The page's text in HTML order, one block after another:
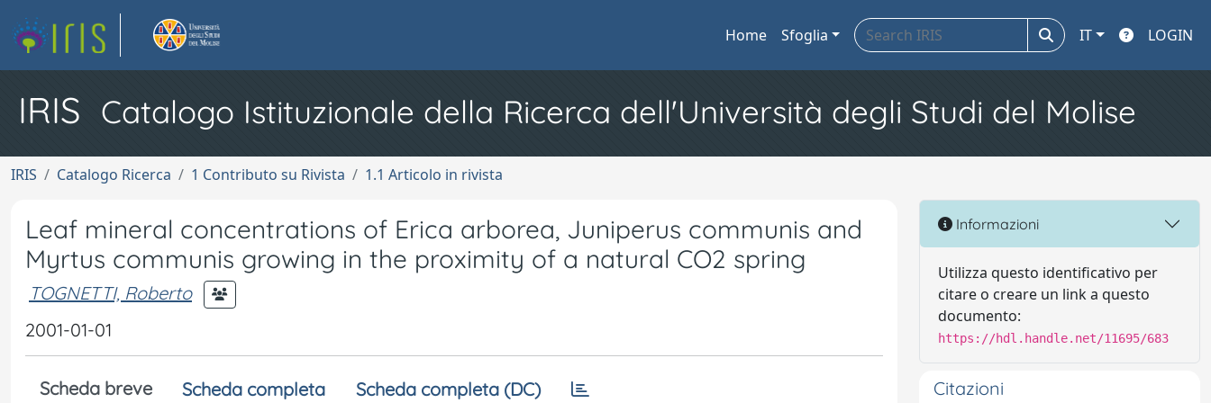
Home Sfoglia IT LOGIN
IRIS Catalogo Istituzionale della Ricerca dell'Università degli Studi del Molise
IRIS Catalogo Ricerca 1 Contributo su Rivista 1.1 Articolo in rivista
Leaf mineral concentrations of Erica arborea, Juniperus communis and
Myrtus communis growing in the proximity of a natural CO2 spring
TOGNETTI, Roberto
2001-01-01
Scheda breve Scheda completa Scheda completa (DC)
Informazioni
Utilizza questo identificativo per
citare o creare un link a questo
documento:
https://hdl.handle.net/11695/683
Citazioni